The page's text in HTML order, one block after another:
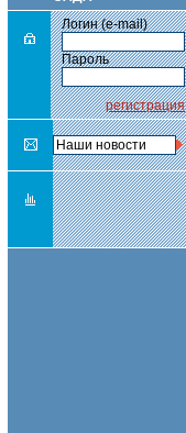
Логин (e-mail)
Пароль
регистрация